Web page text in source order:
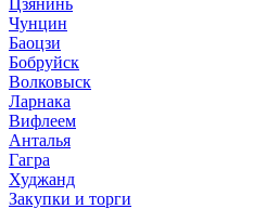
Цзянинь
Чунцин
Баоцзи
Бобруйск
Волковыск
Ларнака
Вифлеем
Анталья
Гагра
Худжанд
Закупки и торги